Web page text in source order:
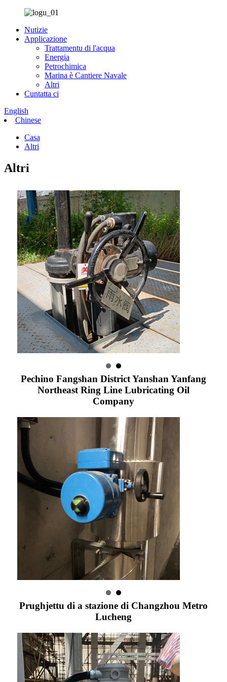
Nutizie
Applicazione
Trattamentu di l'acqua
Energia
Petrochimica
Marina è Cantiere Navale
Altri
Cuntatta ci
English
Chinese
Casa
Altri
Altri
Pechino Fangshan District Yanshan Yanfang
Northeast Ring Line Lubricating Oil
Company
Prughjettu di a stazione di Changzhou Metro
Lucheng